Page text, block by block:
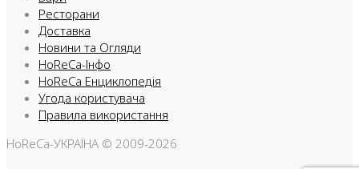
Ресторани
Доставка
Новини та Огляди
HoReCa-Інфо
HoReCa Енциклопедія
Угода користувача
Правила використання
HoReCa-УКРАЇНА © 2009-2026